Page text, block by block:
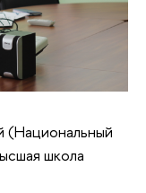
(Национальный
школа